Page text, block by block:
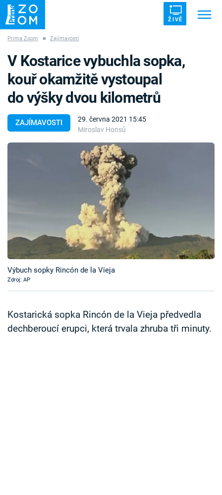
ŽIVĚ
ZÁHADY VETŘELCI DÁVNOVĚKU
Témata
Časopis
Sledujte prima+
Sledujte nás
Prima Zoom ■ Zajímavosti
ZAJÍMAVOSTI
29. června 2021 15:45
Miroslav Honsů
V Kostarice vybuchla sopka,
kouř okamžitě vystoupal
do výšky dvou kilometrů
Výbuch sopky Rincón de la Vieja
Zdroj: AP
Kostarická sopka Rincón de la Vieja předvedla
dechberoucí erupci, která trvala zhruba tři minuty.